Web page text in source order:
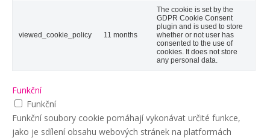
viewed_cookie_policy 11 months
The cookie is set by the
GDPR Cookie Consent
plugin and is used to store
whether or not user has
consented to the use of
cookies. It does not store
any personal data.
Funkční
Funkční
Funkční soubory cookie pomáhají vykonávat určité funkce,
jako je sdílení obsahu webových stránek na platformách